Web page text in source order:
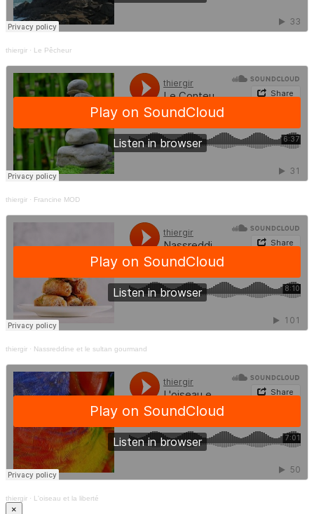
thiergir · Le Pêcheur
thiergir · Francine MOD
thiergir · Nassreddine et le sultan gourmand
thiergir · L'oiseau et la liberté
×